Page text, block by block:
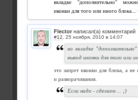
вкладке "дополнительно"
иконки для того или иного блока...
Flector написал(а) комментарий
#12
во вкладке
вывод иконки для того или
это запрет иконки для блока, а не
и разворачивания.
Если надо - сделаем ... ;)